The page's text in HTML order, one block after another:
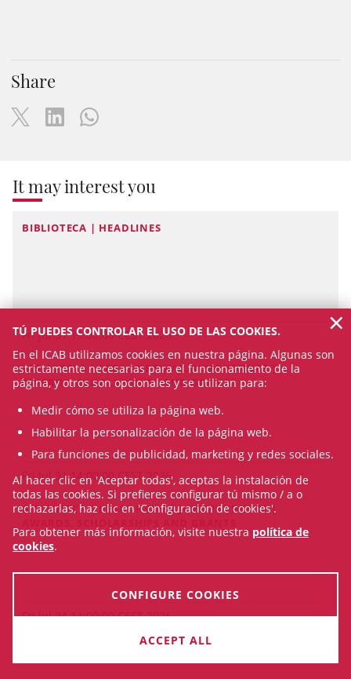
Share
It may interest you
BIBLIOTECA | HEADLINES
Fri Jul 31 19:00:00 CEST 2026
BIBLIOTECA | LEGAL NEWS / JURISPRUDENCE |
AWARDS, SCHOLARSHIPS AND GRANTS
Fri Jul 31 14:00:00 CEST 2026
BIBLIOTECA | LEGAL NEWS / JURISPRUDENCE |
Fri Jul 24 14:00:00 CEST 2026
TÚ PUEDES CONTROLAR EL USO DE LAS COOKIES.
En el ICAB utilizamos cookies en nuestra página. Algunas son
estrictamente necesarias para el funcionamiento de la
página, y otros son opcionales y se utilizan para:
Medir cómo se utiliza la página web.
Habilitar la personalización de la página web.
Para funciones de publicidad, marketing y redes sociales.
Al hacer clic en 'Aceptar todas', aceptas la instalación de
todas las cookies. Si prefieres configurar tú mismo / a o
rechazarlas, haz clic en 'Configuración de cookies'.
Para obtener más información, visite nuestra política de
cookies.
CONFIGURE COOKIES
ACCEPT ALL
×